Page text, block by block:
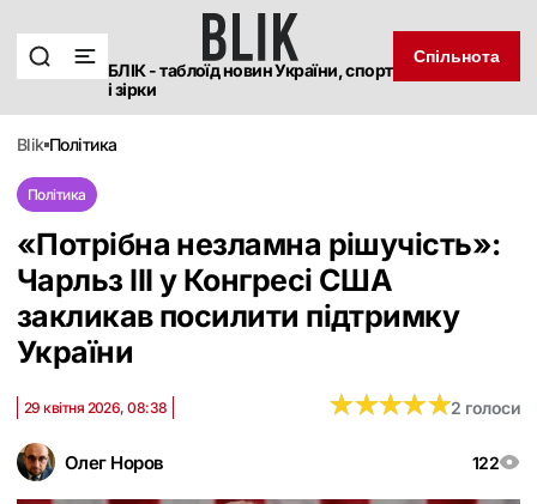
БЛІК - таблоїд новин України, спорт
і зірки
Спільнота
blik політика
Політика
«Потрібна незламна рішучість»:
Чарльз III у Конгресі США
закликав посилити підтримку
України
Олег Норов 122
29 квітня 2026, 08:38 ★★★★★
★★★★★2 голоси